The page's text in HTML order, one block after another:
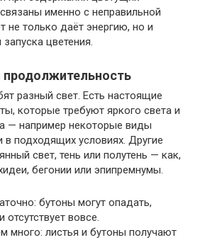
именно с неправильной
не только даёт энергию, но и
цветения.
продолжительность
разный свет. Есть настоящие
которые требуют яркого света и
— например некоторые виды
в подходящих условиях. Другие
свет, тень или полутень — как,
бегонии или эпипремнумы.
бутоны могут опадать,
отсутствует вовсе.
много: листья и бутоны получают